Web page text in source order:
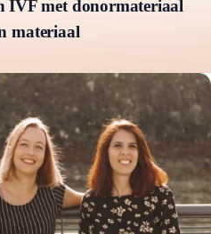
IVF met donormateriaal
materiaal